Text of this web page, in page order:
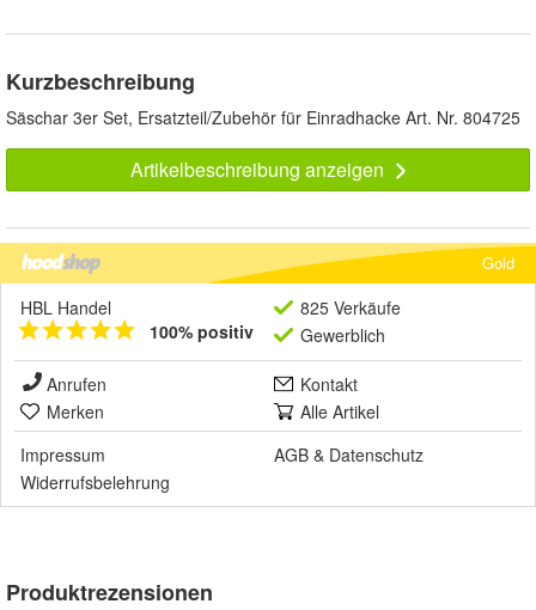
Kurzbeschreibung
Säschar 3er Set, Ersatzteil/Zubehör für Einradhacke Art. Nr. 804725
Artikelbeschreibung anzeigen
Gold
HBL Handel
100% positiv
825 Verkäufe
Gewerblich
Anrufen
Kontakt
Merken
Alle Artikel
Impressum
AGB & Datenschutz
Widerrufsbelehrung
Produktrezensionen